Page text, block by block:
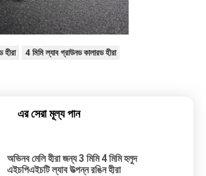
হীরা
4 মিমি ল্যাব গ্রাউনড কালারড হীরা
এর সেরা মূল্য পান
অভিনব মেলি হীরা জন্য 3 মিমি 4 মিমি হলুদ
এইচপিএইচটি ল্যাব উত্পন্ন রঙিন হীরা